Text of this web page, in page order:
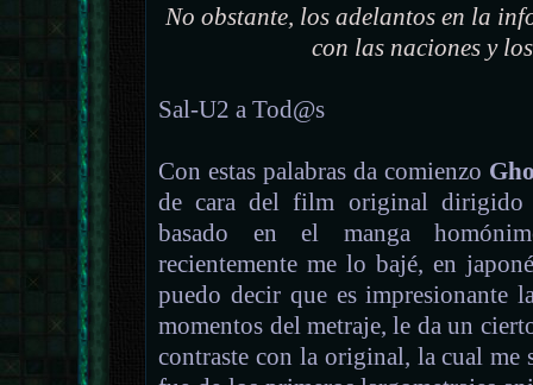
No obstante, los adelantos en la
con las naciones y
Sal-U2 a Tod@s
Con estas palabras da comienzo
de cara del film original
basado en el manga
recientemente me lo bajé, en
puedo decir que es impresionante
momentos del metraje, le da un
contraste con la original, la cual me